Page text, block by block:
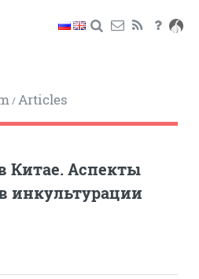
/Articles
Китае. Аспекты
инкультурации